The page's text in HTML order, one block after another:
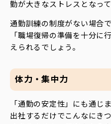
勤が大きなストレスとなっ
通勤訓練の制度がない場合
「職場復帰の準備を十分に
えられるでしょう。
体力・集中力
「通勤の安定性」にも通じ
出社するだけでこんなにき